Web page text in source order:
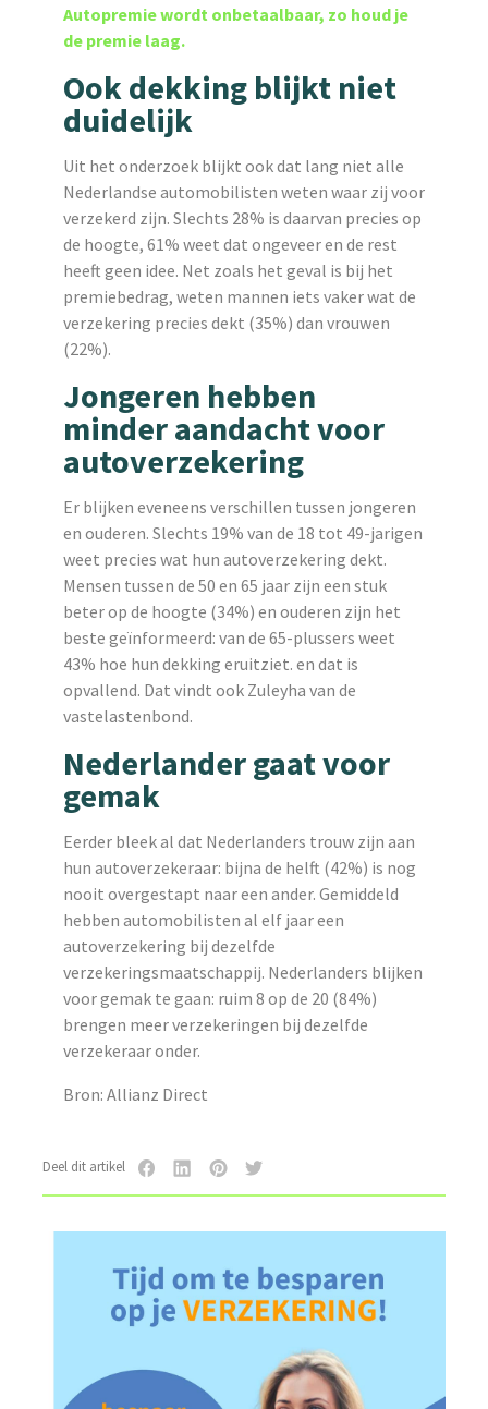
Autopremie wordt onbetaalbaar, zo houd je
de premie laag.
Ook dekking blijkt niet
duidelijk
Uit het onderzoek blijkt ook dat lang niet alle
Nederlandse automobilisten weten waar zij voor
verzekerd zijn. Slechts 28% is daarvan precies op
de hoogte, 61% weet dat ongeveer en de rest
heeft geen idee. Net zoals het geval is bij het
premiebedrag, weten mannen iets vaker wat de
verzekering precies dekt (35%) dan vrouwen
(22%).
Jongeren hebben
minder aandacht voor
autoverzekering
Er blijken eveneens verschillen tussen jongeren
en ouderen. Slechts 19% van de 18 tot 49-jarigen
weet precies wat hun autoverzekering dekt.
Mensen tussen de 50 en 65 jaar zijn een stuk
beter op de hoogte (34%) en ouderen zijn het
beste geïnformeerd: van de 65-plussers weet
43% hoe hun dekking eruitziet. en dat is
opvallend. Dat vindt ook Zuleyha van de
vastelastenbond.
Nederlander gaat voor
gemak
Eerder bleek al dat Nederlanders trouw zijn aan
hun autoverzekeraar: bijna de helft (42%) is nog
nooit overgestapt naar een ander. Gemiddeld
hebben automobilisten al elf jaar een
autoverzekering bij dezelfde
verzekeringsmaatschappij. Nederlanders blijken
voor gemak te gaan: ruim 8 op de 20 (84%)
brengen meer verzekeringen bij dezelfde
verzekeraar onder.
Bron: Allianz Direct
Deel dit artikel